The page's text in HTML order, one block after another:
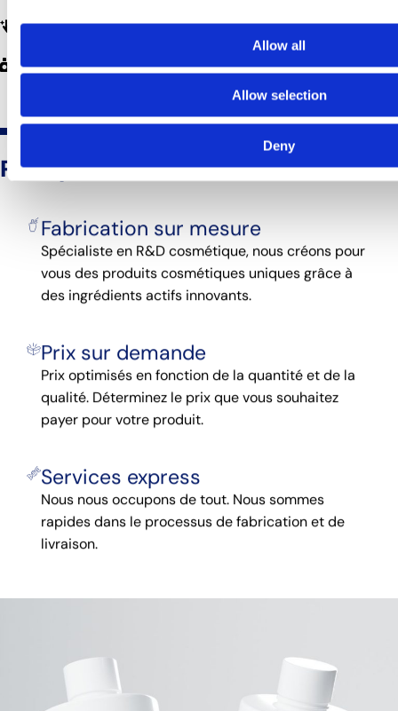
Allow all
Allow selection
Deny
845unités
Quantité minimale de commande personnalisée à partir de
84
Produits sur mesure
Avantages cosmétiques
Pourquoinous choisir ?
Fabrication sur mesure
Spécialiste en R&D cosmétique, nous créons pour
vous des produits cosmétiques uniques grâce à
des ingrédients actifs innovants.
Prix sur demande
Prix optimisés en fonction de la quantité et de la
qualité. Déterminez le prix que vous souhaitez
payer pour votre produit.
Services express
Nous nous occupons de tout. Nous sommes
rapides dans le processus de fabrication et de
livraison.